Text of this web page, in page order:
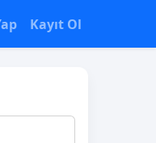
Kayıt Ol